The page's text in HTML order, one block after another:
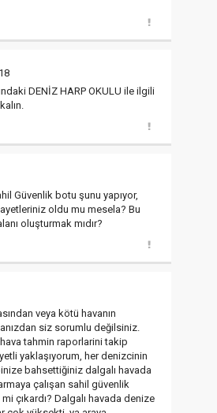
DENİZ HARP OKULU ile ilgili
Güvenlik botu şunu yapıyor,
oldu mu mesela? Bu
oluşturmak mıdır?
veya kötü havanın
siz sorumlu değilsiniz.
tahmin raporlarini takip
yaklaşıyorum, her denizcinin
bahsettiğiniz dalgalı havada
çalışan sahil güvenlik
çıkardı? Dalgalı havada denize